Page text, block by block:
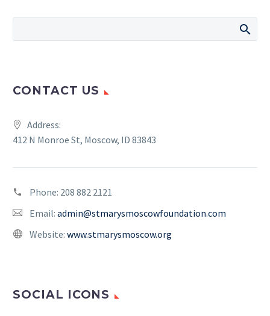
CONTACT US
Address:
412 N Monroe St, Moscow, ID 83843
Phone: 208 882 2121
Email: admin@stmarysmoscowfoundation.com
Website: www.stmarysmoscow.org
SOCIAL ICONS